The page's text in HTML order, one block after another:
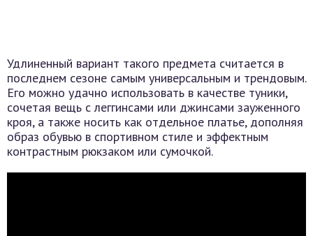
Удлиненный вариант такого предмета считается в
последнем сезоне самым универсальным и трендовым.
Его можно удачно использовать в качестве туники,
сочетая вещь с леггинсами или джинсами зауженного
кроя, а также носить как отдельное платье, дополняя
образ обувью в спортивном стиле и эффектным
контрастным рюкзаком или сумочкой.